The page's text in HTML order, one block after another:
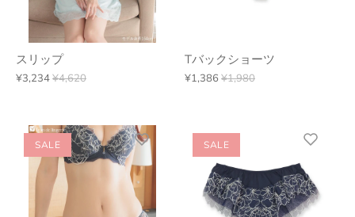
スリップ
¥3,234¥4,620
Tバックショーツ
¥1,386 ¥1,980
SALE SALE